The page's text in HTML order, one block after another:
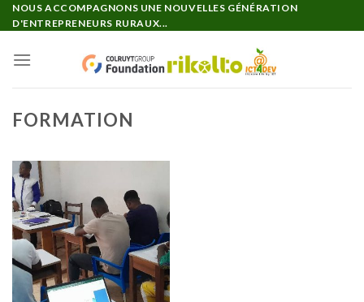
Passer
au
NOUS ACCOMPAGNONS UNE NOUVELLES GÉNÉRATION
D'ENTREPRENEURS RURAUX...
FORMATION